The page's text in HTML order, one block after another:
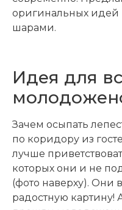
оригинальных
шарами.
Идея для
Зачем осыпать
по коридору из
лучше
которых они и не
(фото наверху). Они
радостную картину!